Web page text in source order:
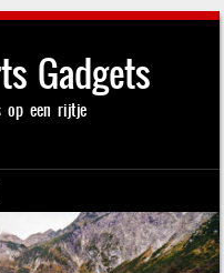
Gadgets
op een rijtje